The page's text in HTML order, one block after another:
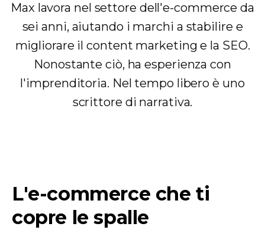
Max lavora nel settore dell'e-commerce da
sei anni, aiutando i marchi a stabilire e
migliorare il content marketing e la SEO.
Nonostante ciò, ha esperienza con
l'imprenditoria. Nel tempo libero è uno
scrittore di narrativa.
L'e-commerce che ti
copre le spalle